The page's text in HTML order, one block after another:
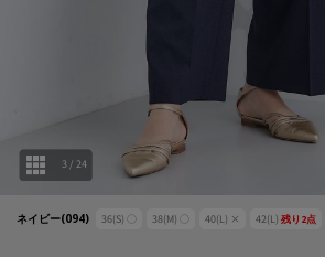
ネイビー(094) 36(S) ○ 38(M) ○ 40(L) × 42(L) 残り 2点
3 / 24